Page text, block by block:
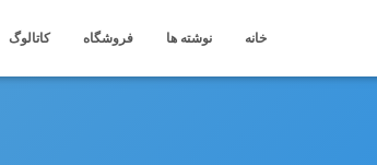
خانه نوشته ها فروشگاه کاتالوگ